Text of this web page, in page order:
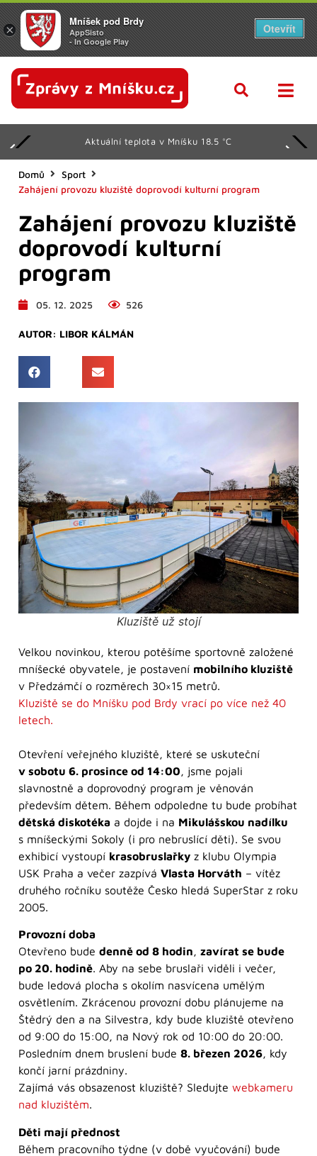
Aktuální teplota v Mníšku 18.5 °C
Domů
Sport
Zahájení provozu kluziště doprovodí kulturní program
Zahájení provozu kluziště
doprovodí kulturní
program
05. 12. 2025 526
AUTOR: LIBOR KÁLMÁN
Kluziště už stojí
Velkou novinkou, kterou potěšíme sportovně založené
mníšecké obyvatele, je postavení mobilního kluziště
v Předzámčí o rozměrech 30×15 metrů.
Kluziště se do Mníšku pod Brdy vrací po více než 40
letech.
Otevření veřejného kluziště, které se uskuteční
v sobotu 6. prosince od 14:00, jsme pojali
slavnostně a doprovodný program je věnován
především dětem. Během odpoledne tu bude probíhat
dětská diskotéka a dojde i na Mikulášskou nadílku
s mníšeckými Sokoly (i pro nebruslící děti). Se svou
exhibicí vystoupí krasobruslařky z klubu Olympia
USK Praha a večer zazpívá Vlasta Horváth – vítěz
druhého ročníku soutěže Česko hledá SuperStar z roku
2005.
Provozní doba
Otevřeno bude denně od 8 hodin, zavírat se bude
po 20. hodině. Aby na sebe bruslaři viděli i večer,
bude ledová plocha s okolím nasvícena umělým
osvětlením. Zkrácenou provozní dobu plánujeme na
Štědrý den a na Silvestra, kdy bude kluziště otevřeno
od 9:00 do 15:00, na Nový rok od 10:00 do 20:00.
Posledním dnem bruslení bude 8. březen 2026, kdy
končí jarní prázdniny.
Zajímá vás obsazenost kluziště? Sledujte webkameru
nad kluzištěm.
Děti mají přednost
Během pracovního týdne (v době vyučování) bude
×
Mníšek pod Brdy
AppSisto
- In Google Play
Otevřít